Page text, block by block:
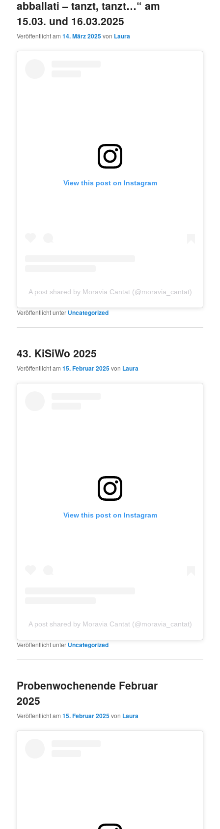
abballati – tanzt, tanzt…“ am
15.03. und 16.03.2025
Veröffentlicht am14. März 2025von Laura
View this post on Instagram
A post shared by Moravia Cantat (@moravia_cantat)
Veröffentlicht unterUncategorized
43. KiSiWo 2025
Veröffentlicht am15. Februar 2025von Laura
View this post on Instagram
A post shared by Moravia Cantat (@moravia_cantat)
Veröffentlicht unterUncategorized
Probenwochenende Februar
2025
Veröffentlicht am15. Februar 2025von Laura